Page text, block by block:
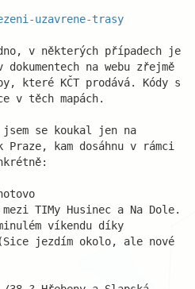
uzavrene-trasy
v některých případech je
na webu zřejmě
které KČT prodává. Kódy s
v těch mapách.
jsem se koukal jen na
kam dosáhnu v rámci
jezdím okolo, ale nové